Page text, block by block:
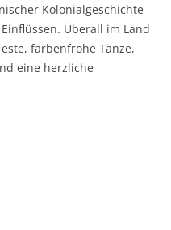
Kolonialgeschichte
Überall im Land
farbenfrohe Tänze,
eine herzliche